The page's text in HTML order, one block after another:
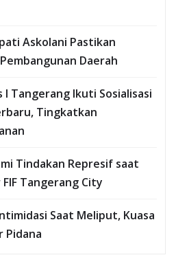
Askolani Pastikan
Daerah
I Tangerang Ikuti Sosialisasi
Tingkatkan
Tindakan Represif saat
Tangerang City
Saat Meliput, Kuasa
Pidana